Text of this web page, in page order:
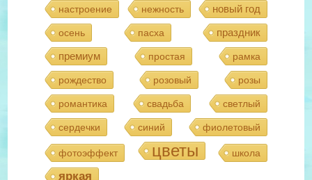
настроение нежность новый год
осень пасха
праздник
премиум
простая рамка
рождество розовый розы
романтика свадьба светлый
сердечки синий фиолетовый
фотоэффект цветы школа
яркая